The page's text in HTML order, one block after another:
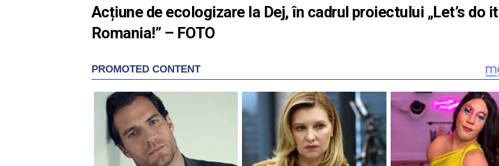
Acțiune de ecologizare la Dej, în cadrul proiectului „Let’s do it
Romania!” – FOTO